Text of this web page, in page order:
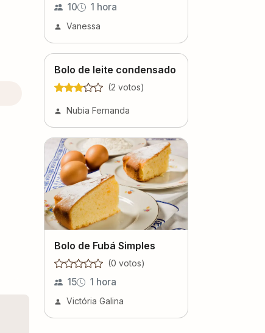
10 1 hora
Vanessa
Bolo de leite condensado
(2 votos)
Nubia Fernanda
Bolo de Fubá Simples
(0 votos)
15 1 hora
Victória Galina